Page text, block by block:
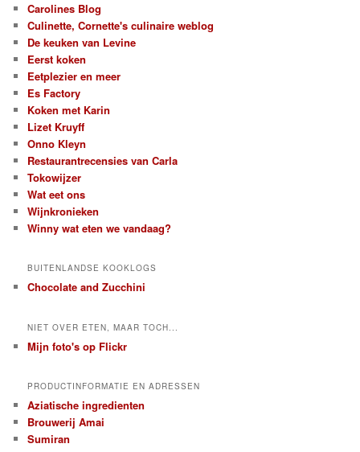
h
Carolines Blog
Culinette, Cornette's culinaire weblog
De keuken van Levine
Eerst koken
Eetplezier en meer
Es Factory
Koken met Karin
Lizet Kruyff
Onno Kleyn
Restaurantrecensies van Carla
Tokowijzer
Wat eet ons
Wijnkronieken
Winny wat eten we vandaag?
BUITENLANDSE KOOKLOGS
Chocolate and Zucchini
NIET OVER ETEN, MAAR TOCH...
Mijn foto's op Flickr
PRODUCTINFORMATIE EN ADRESSEN
Aziatische ingredienten
Brouwerij Amai
Sumiran